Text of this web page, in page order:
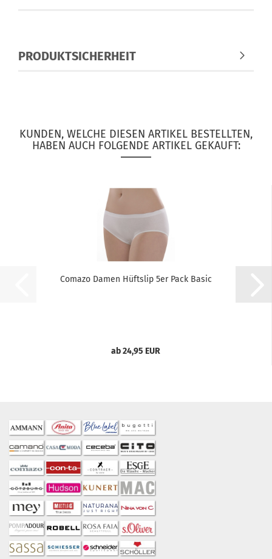
PRODUKTSICHERHEIT
KUNDEN, WELCHE DIESEN ARTIKEL BESTELLTEN,
HABEN AUCH FOLGENDE ARTIKEL GEKAUFT:
Comazo Damen Hüftslip 5er Pack Basic
ab 24,95 EUR